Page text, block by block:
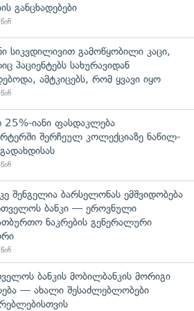
განცხადებები
სიკვდილივით გამოწყობილი კაცი,
პაციენტებს სახურავიდან
ამტკიცებს, რომ ყვავი იყო
25%-იანი ფასდაკლება
შერჩეულ კოლექციაზე ნაწილ-
შენგელია ბარსელონას ემშვიდობება
ბანკი — ეროვნული
ნაკრების გენერალური
ბანკის მობილბანკის მორიგი
— ახალი შესაძლებლობები